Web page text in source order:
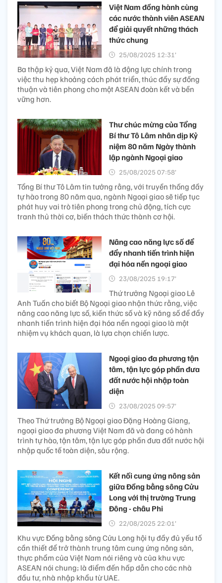
Việt Nam đồng hành cùng
các nước thành viên ASEAN
để giải quyết những thách
thức chung
25/08/2025 12:31’
Ba thập kỷ qua, Việt Nam đã là động lực chính trong
việc thu hẹp khoảng cách phát triển, thúc đẩy sự đồng
thuận và tiên phong cho một ASEAN đoàn kết và bền
vững hơn.
Thư chúc mừng của Tổng
Bí thư Tô Lâm nhân dịp Kỷ
niệm 80 năm Ngày thành
lập ngành Ngoại giao
25/08/2025 07:58’
Tổng Bí thư Tô Lâm tin tưởng rằng, với truyền thống đầy
tự hào trong 80 năm qua, ngành Ngoại giao sẽ tiếp tục
phát huy vai trò tiên phong trong chủ động, tích cực
tranh thủ thời cơ, biến thách thức thành cơ hội.
Nâng cao năng lực số để
đẩy nhanh tiến trình hiện
đại hóa nền ngoại giao
23/08/2025 19:17’
Thứ trưởng Ngoại giao Lê
Anh Tuấn cho biết Bộ Ngoại giao nhận thức rằng, việc
nâng cao năng lực số, kiến thức số và kỹ năng số để đẩy
nhanh tiến trình hiện đại hóa nền ngoại giao là một
nhiệm vụ khách quan, là lựa chọn chiến lược.
Ngoại giao đa phương tận
tâm, tận lực góp phần đưa
đất nước hội nhập toàn
diện
23/08/2025 09:57’
Theo Thứ trưởng Bộ Ngoại giao Đặng Hoàng Giang,
ngoại giao đa phương Việt Nam đã và đang có hành
trình tự hào, tận tâm, tận lực góp phần đưa đất nước hội
nhập quốc tế toàn diện, sâu rộng.
Kết nối cung ứng nông sản
giữa Đồng bằng sông Cửu
Long với thị trường Trung
Đông - châu Phi
22/08/2025 22:01’
Khu vực Đồng bằng sông Cửu Long hội tụ đầy đủ yếu tố
cần thiết để trở thành trung tâm cung ứng nông sản,
thực phẩm của Việt Nam nói riêng và của khu vực
ASEAN nói chung; là điểm đến hấp dẫn cho các nhà
đầu tư, nhà nhập khẩu từ UAE.